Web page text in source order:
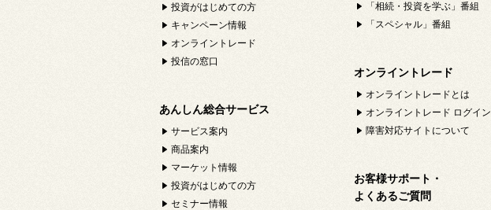
投資がはじめての方
キャンペーン情報
オンライントレード
投信の窓口
あんしん総合サービス
サービス案内
商品案内
マーケット情報
投資がはじめての方
セミナー情報
「相続・投資を学ぶ」番組
「スペシャル」番組
オンライントレード
オンライントレードとは
オンライントレード ログイン
障害対応サイトについて
お客様サポート・
よくあるご質問